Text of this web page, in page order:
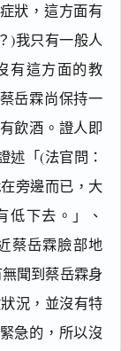
狀，這方面有
)我只有一般人
有這方面的教
岳霖尚保持一
飲酒。證人即
述「(法官問：
旁邊而已，大
低下去。」、
蔡岳霖臉部地
聞到蔡岳霖身
況，並沒有特
急的，所以沒